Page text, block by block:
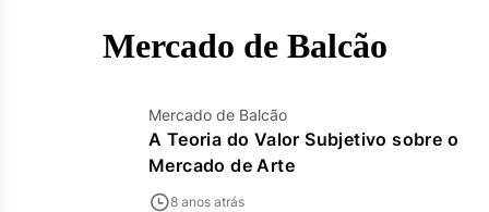
Mercado de Balcão
Mercado de Balcão
A Teoria do Valor Subjetivo sobre o
Mercado de Arte
8 anos atrás